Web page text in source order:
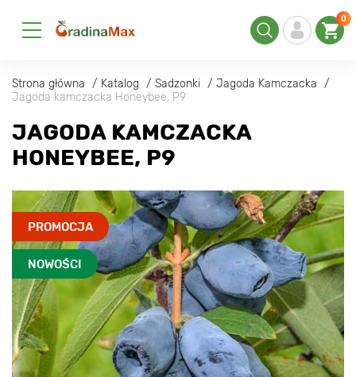
0
Strona główna Katalog Sadzonki
Jagoda Kamczacka
Jagoda kamczacka Honeybee, P9
JAGODA KAMCZACKA
HONEYBEE, P9
PROMOCJA
NOWOŚCI